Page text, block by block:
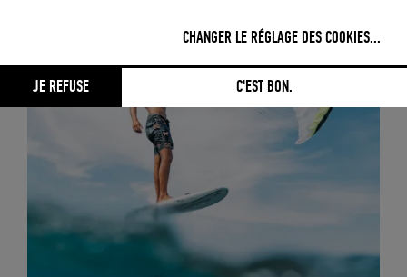
CHANGER LE RÉGLAGE DES COOKIES...
JE REFUSE C'EST BON.